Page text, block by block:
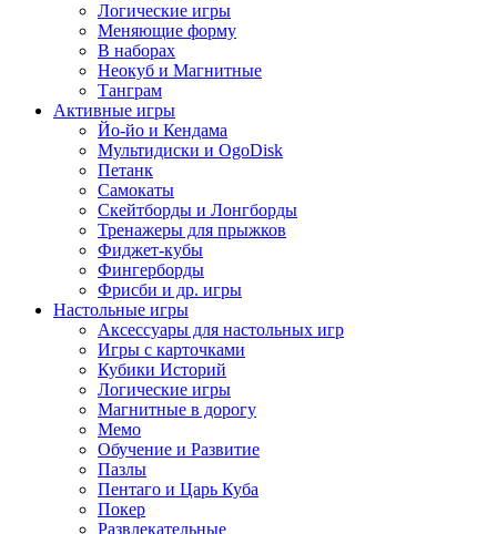
Логические игры
Меняющие форму
В наборах
Неокуб и Магнитные
Танграм
Активные игры
Йо-йо и Кендама
Мультидиски и OgoDisk
Петанк
Самокаты
Скейтборды и Лонгборды
Тренажеры для прыжков
Фиджет-кубы
Фингерборды
Фрисби и др. игры
Настольные игры
Аксессуары для настольных игр
Игры с карточками
Кубики Историй
Логические игры
Магнитные в дорогу
Мемо
Обучение и Развитие
Пазлы
Пентаго и Царь Куба
Покер
Развлекательные